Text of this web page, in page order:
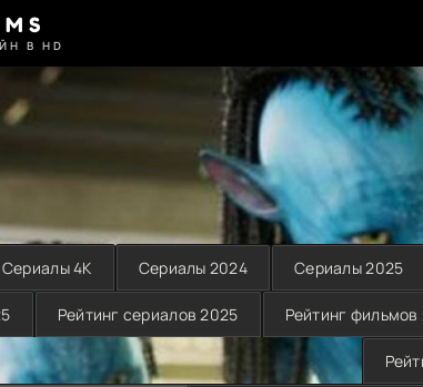
В HD
Сериалы 4K Сериалы 2024 Сериалы 2025
Рейтинг сериалов 2025 Рейтинг фильмов